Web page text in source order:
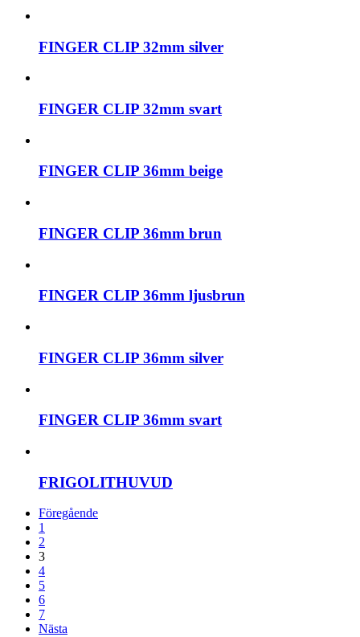
FINGER CLIP 32mm silver
FINGER CLIP 32mm svart
FINGER CLIP 36mm beige
FINGER CLIP 36mm brun
FINGER CLIP 36mm ljusbrun
FINGER CLIP 36mm silver
FINGER CLIP 36mm svart
FRIGOLITHUVUD
Föregående
1
2
3
4
5
6
7
Nästa